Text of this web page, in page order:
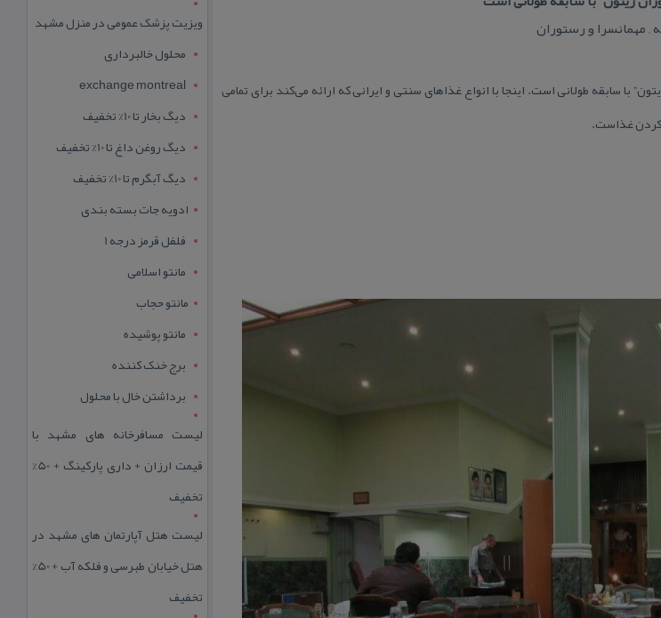
, مهمانسرا و رستوران
با سابقه طولانی است. اینجا با انواع غذاهای سنتی و ایرانی كه ارائه می‌كند برای تمامی
غذاست.
ویزیت پزشک عمومی در منزل مشهد
محلول خالبرداری
exchange montreal
دیگ بخار تا 10% تخفیف
دیگ روغن داغ تا 10% تخفیف
دیگ آبگرم تا 10% تخفیف
ادویه جات بسته بندی
فلفل قرمز درجه 1
مانتو اسلامی
مانتو حجاب
مانتو پوشیده
برج خنک کننده
برداشتن خال با محلول
لیست مسافرخانه های مشهد با
قیمت ارزان + داری پارکینگ + 50%
تخفیف
لیست هتل آپارتمان های مشهد در
هتل خیابان طبرسی و فلکه آب + 50%
تخفیف